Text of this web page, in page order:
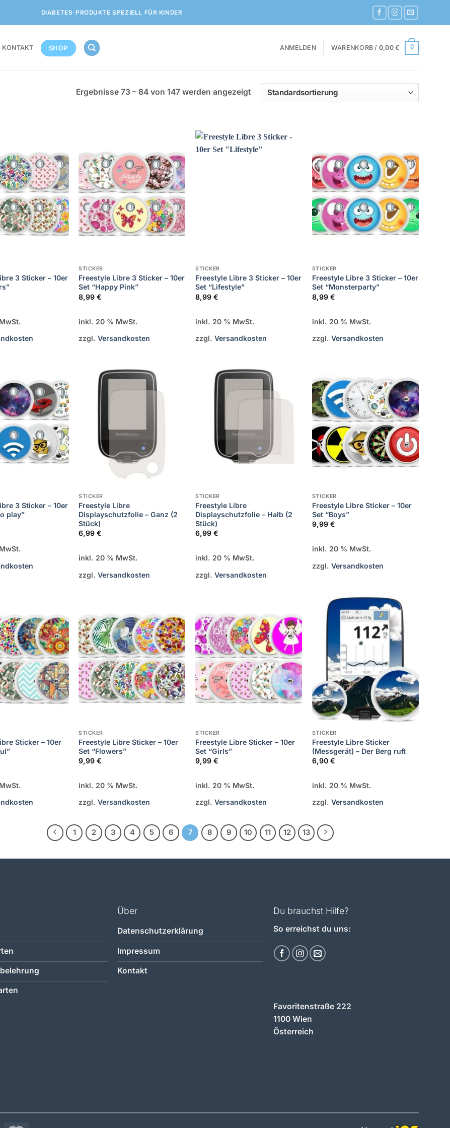
DIABETES-PRODUKTE SPEZIELL FÜR KINDER
KONTAKT SHOP ANMELDEN WARENKORB / 0,00€ 0
Ergebnisse 73 – 84 von 147 werden angezeigt
Zur
Wunschliste
hinzufügen
3 Sticker – 10er
Zur
Wunschliste
hinzufügen
STICKER
Freestyle Libre 3 Sticker – 10er
Set “Happy Pink”
8,99€
inkl. 20 % MwSt.
zzgl.Versandkosten
STICKER
Freestyle Libre 3 Sticker – 10er
Set “Lifestyle”
8,99€
inkl. 20 % MwSt.
zzgl.Versandkosten
Zur
Wunschliste
hinzufügen
STICKER
Freestyle Libre 3 Sticker – 10er
Set “Monsterparty”
8,99 €
inkl. 20 % MwSt.
zzgl. Versandkosten
Zur
Wunschliste
hinzufügen
3 Sticker – 10er
play”
Zur
Wunschliste
STICKER
Freestyle Libre
Displayschutzfolie – Ganz (2
Stück)
6,99€
inkl. 20 % MwSt.
zzgl.Versandkosten
Zur
Wunschliste
hinzufügen
STICKER
Freestyle Libre
Displayschutzfolie – Halb (2
Stück)
6,99€
inkl. 20 % MwSt.
zzgl.Versandkosten
Zur
Wunschliste
hinzufügen
STICKER
Freestyle Libre Sticker – 10er
Set “Boys”
9,99 €
inkl. 20 % MwSt.
zzgl. Versandkosten
Zur
Wunschliste
hinzufügen
Sticker – 10er
Zur
Wunschliste
hinzufügen
STICKER
Freestyle Libre Sticker – 10er
Set “Flowers”
9,99€
inkl. 20 % MwSt.
zzgl.Versandkosten
Zur
Wunschliste
hinzufügen
STICKER
Freestyle Libre Sticker – 10er
Set “Girls”
9,99€
inkl. 20 % MwSt.
zzgl.Versandkosten
Zur
Wunschliste
hinzufügen
STICKER
Freestyle Libre Sticker
(Messgerät) – Der Berg ruft
6,90 €
inkl. 20 % MwSt.
zzgl. Versandkosten
1 2 3 4 5 6 7 8 9 10 11 12 13
Über
Datenschutzerklärung
Impressum
Kontakt
Du brauchst Hilfe?
So erreichst du uns:
Favoritenstraße 222
1100 Wien
Österreich